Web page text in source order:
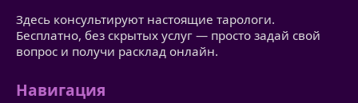
Здесь консультируют настоящие тарологи.
Бесплатно, без скрытых услуг — просто задай свой
вопрос и получи расклад онлайн.
Навигация